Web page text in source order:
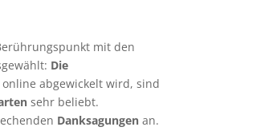
mit den
Die
abgewickelt wird, sind
sehr beliebt.
Danksagungenan.